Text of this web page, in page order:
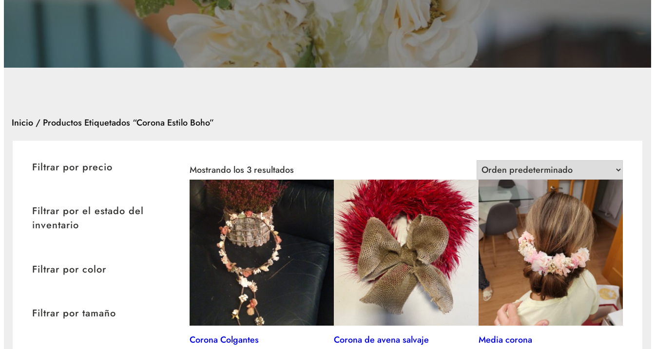
Inicio / Productos Etiquetados “corona Estilo Boho”
Filtrar por precio
Filtrar por el estado del
inventario
Filtrar por color
Filtrar por tamaño
Mostrando los 3 resultados
Corona Colgantes Corona de avena salvaje Media corona